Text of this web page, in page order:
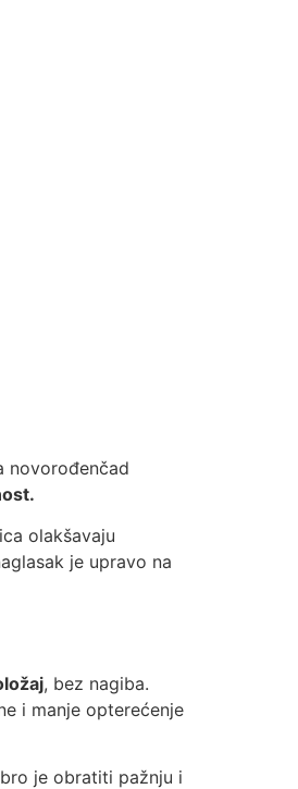
novorođenčad
olakšavaju
je upravo na
, bez nagiba.
i manje opterećenje
je obratiti pažnju i